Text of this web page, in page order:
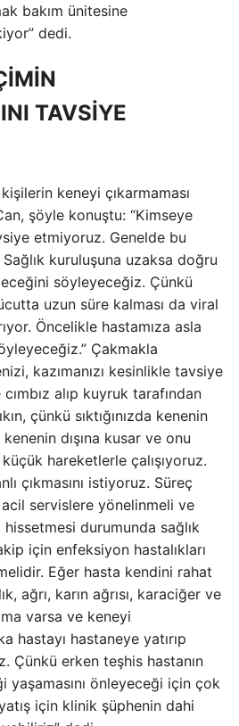
bakım ünitesine
dedi.
TAVSİYE
keneyi çıkarmaması
şöyle konuştu: “Kimseye
etmiyoruz. Genelde bu
kuruluşuna uzaksa doğru
söyleyeceğiz. Çünkü
uzun süre kalması da viral
Öncelikle hastamıza asla
Çakmakla
kazımanızı kesinlikle tavsiye
alıp kuyruk tarafından
çünkü sıktığınızda kenenin
dışına kusar ve onu
hareketlerle çalışıyoruz.
çıkmasını istiyoruz. Süreç
servislere yönelinmeli ve
durumunda sağlık
için enfeksiyon hastalıkları
Eğer hasta kendini rahat
ağrı, karın ağrısı, karaciğer ve
varsa ve keneyi
hastayı hastaneye yatırıp
Çünkü erken teşhis hastanın
önleyeceği için çok
için klinik şüphenin dahi